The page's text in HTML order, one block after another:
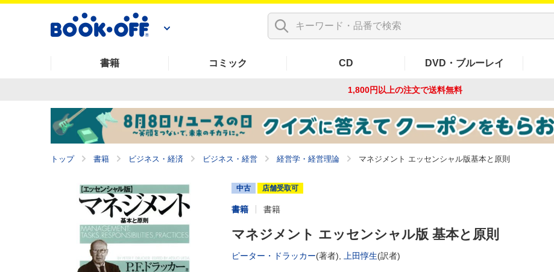
書籍 コミック CD DVD・ブルーレイ
1,800円以上の注文で送料無料
トップ 書籍 ビジネス・経済 ビジネス・経営 経営学・経営理論 マネジメント エッセンシャル版基本と原則
中古 店舗受取可
書籍 書籍
マネジメント エッセンシャル版 基本と原則
ピーター・ドラッカー(著者), 上田惇生(訳者)